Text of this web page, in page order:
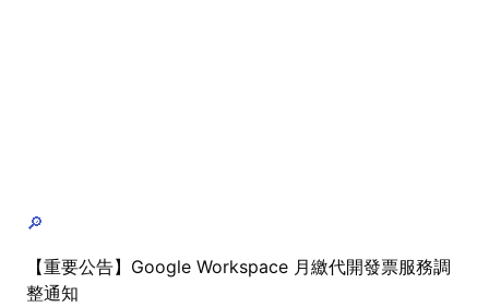
🔎
【重要公告】Google Workspace 月繳代開發票服務調
整通知